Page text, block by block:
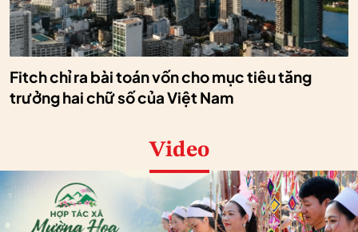
Fitch chỉ ra bài toán vốn cho mục tiêu tăng
trưởng hai chữ số của Việt Nam
Video